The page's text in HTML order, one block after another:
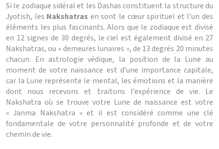
Si le zodiaque sidéral et les Dashas constituent la structure du
Jyotish, les Nakshatras en sont le cœur spirituel et l’un des
éléments les plus fascinants. Alors que le zodiaque est divisé
en 12 signes de 30 degrés, le ciel est également divisé en 27
Nakshatras, ou « demeures lunaires », de 13 degrés 20 minutes
chacun. En astrologie védique, la position de la Lune au
moment de votre naissance est d’une importance capitale,
car la Lune représente le mental, les émotions et la manière
dont nous recevons et traitons l’expérience de vie. Le
Nakshatra où se trouve votre Lune de naissance est votre
« Janma Nakshatra » et il est considéré comme une clé
fondamentale de votre personnalité profonde et de votre
chemin de vie.